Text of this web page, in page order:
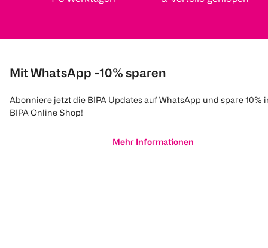
Mit WhatsApp -10% sparen
Abonniere jetzt die BIPA Updates auf WhatsApp und spare 10%
BIPA Online Shop!
Mehr Informationen